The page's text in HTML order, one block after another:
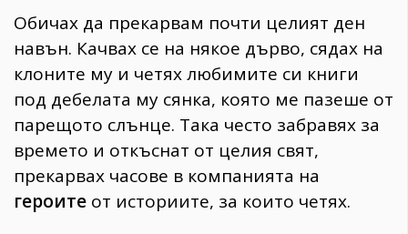
Обичах да прекарвам почти целият ден
навън. Качвах се на някое дърво, сядах на
клоните му и четях любимите си книги
под дебелата му сянка, която ме пазеше от
парещото слънце. Така често забравях за
времето и откъснат от целия свят,
прекарвах часове в компанията на
героите от историите, за които четях.